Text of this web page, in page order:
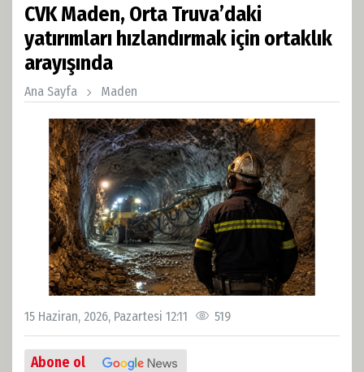
CVK Maden, Orta Truva’daki
yatırımları hızlandırmak için ortaklık
arayışında
Ana Sayfa Maden
15 Haziran, 2026, Pazartesi 12:11 519
Abone ol